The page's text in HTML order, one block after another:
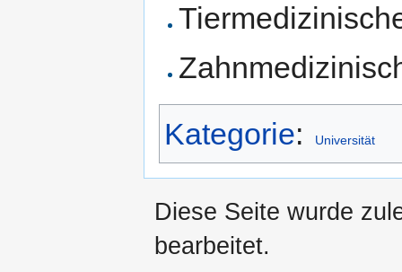
Kategorie: Universität
Diese Seite wurde
bearbeitet.